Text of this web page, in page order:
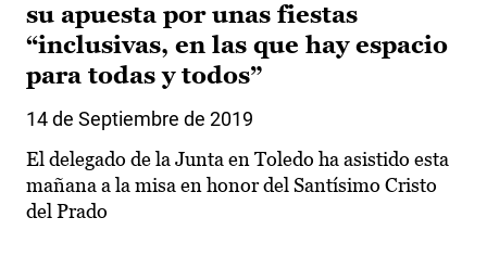
su apuesta por unas fiestas
“inclusivas, en las que hay espacio
para todas y todos”
14 de Septiembre de 2019
El delegado de la Junta en Toledo ha asistido esta
mañana a la misa en honor del Santísimo Cristo
del Prado